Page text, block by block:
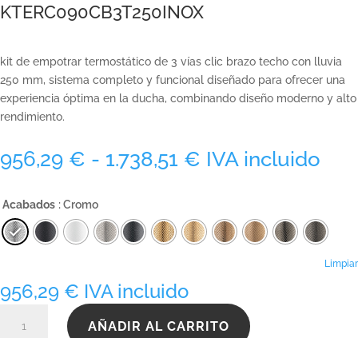
KTERC090CB3T250INOX
kit de empotrar termostático de 3 vías clic brazo techo con lluvia
250 mm, sistema completo y funcional diseñado para ofrecer una
experiencia óptima en la ducha, combinando diseño moderno y alto
rendimiento.
956,29 € - 1.738,51 € Rango
desde
956,29 €
hasta
IVA incluido
Acabados : Cromo
Limpiar
956,29 € IVA incluido
KTERC090CB3T250INOX
cantidad
AÑADIR AL CARRITO